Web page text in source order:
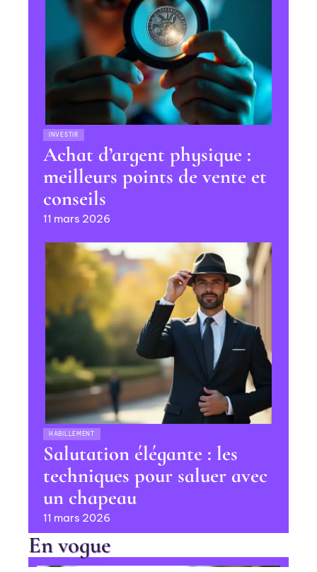
INVESTIR
Achat d’argent physique :
meilleurs points de vente et
conseils
11 mars 2026
HABILLEMENT
Salutation élégante : les
techniques pour saluer avec
un chapeau
11 mars 2026
En vogue